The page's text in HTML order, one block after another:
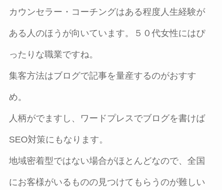
カウンセラー・コーチングはある程度人生経験が
ある人のほうが向いています。５０代女性にはぴ
ったりな職業ですね。
集客方法はブログで記事を量産するのがおすす
め。
人柄がでますし、ワードプレスでブログを書けば
SEO対策にもなります。
地域密着型ではない場合がほとんどなので、全国
にお客様がいるものの見つけてもらうのが難しい